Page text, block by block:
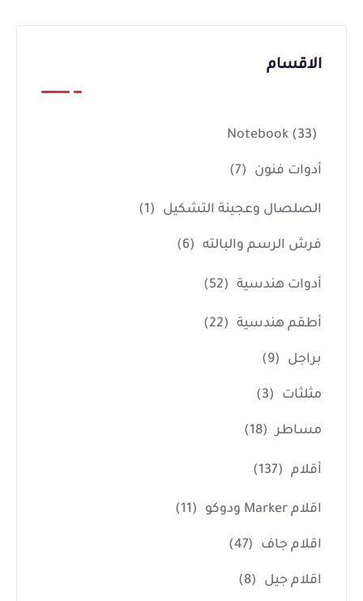
الاقسام
Notebook (33)
أدوات فنون (7)
الصلصال وعجينة التشكيل (1)
فرش الرسم والبالته (6)
أدوات هندسية (52)
أطقم هندسية (22)
براجل (9)
مثلثات (3)
مساطر (18)
أقلام (137)
اقلام Marker ودوكو (11)
اقلام جاف (47)
اقلام جيل (8)